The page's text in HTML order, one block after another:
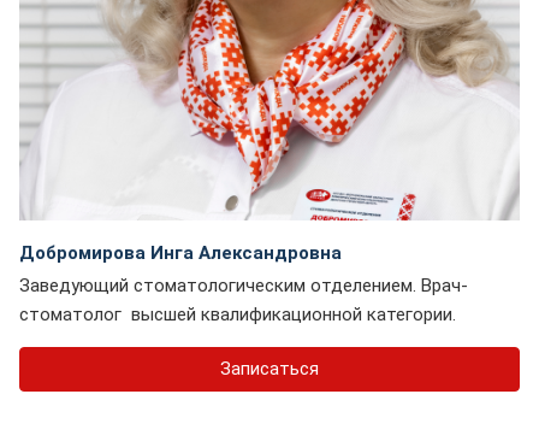
Добромирова Инга Александровна
Заведующий стоматологическим отделением. Врач-
стоматолог высшей квалификационной категории.
Записаться